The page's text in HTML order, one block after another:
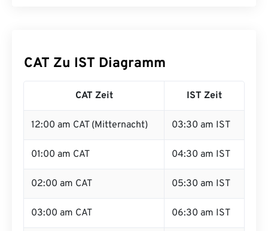
CAT Zu IST Diagramm
CAT Zeit IST Zeit
12:00 am CAT (Mitternacht) 03:30 am IST
01:00 am CAT 04:30 am IST
02:00 am CAT 05:30 am IST
03:00 am CAT 06:30 am IST